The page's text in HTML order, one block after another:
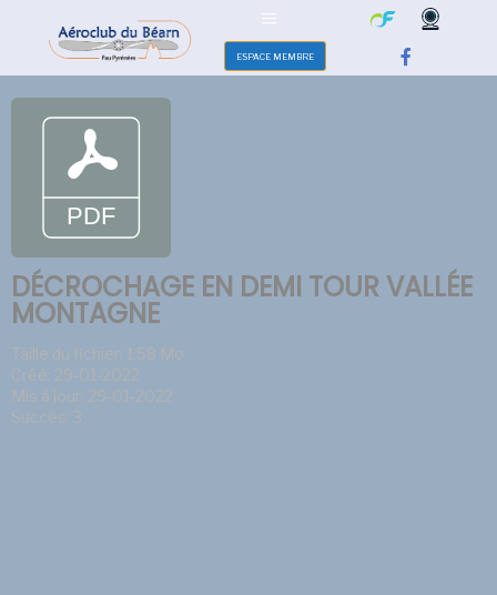
ESPACE MEMBRE
DÉCROCHAGE EN DEMI TOUR VALLÉE
MONTAGNE
Taille du fichier: 1.58 Mo
Créé: 29-01-2022
Mis à jour: 29-01-2022
Succès: 3